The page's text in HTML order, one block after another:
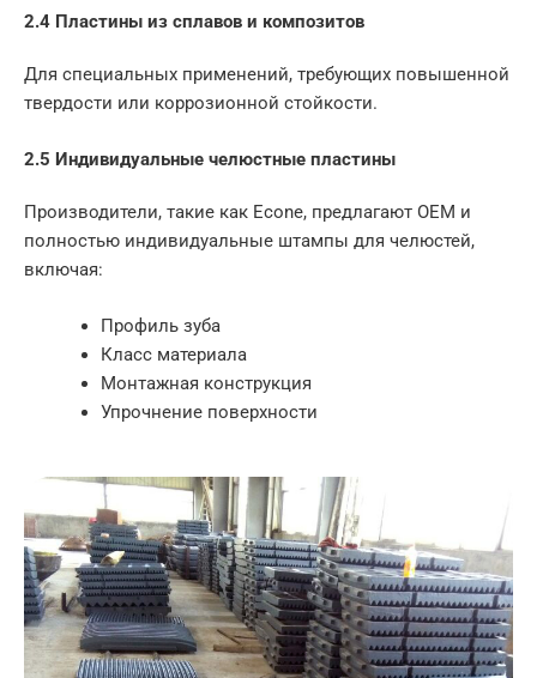
2.4 Пластины из сплавов и композитов
Для специальных применений, требующих повышенной
твердости или коррозионной стойкости.
2.5 Индивидуальные челюстные пластины
Производители, такие как Econe, предлагают OEM и
полностью индивидуальные штампы для челюстей,
включая:
Профиль зуба
Класс материала
Монтажная конструкция
Упрочнение поверхности